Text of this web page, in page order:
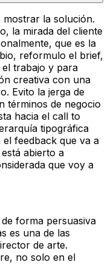
mostrar la solución.
la mirada del cliente
que es la
reformulo el brief,
trabajo y para
creativa con una
Evito la jerga de
términos de negocio
hacia el call to
tipográfica
feedback que va a
abierto a
que voy a
forma persuasiva
es una de las
de arte.
no solo en el